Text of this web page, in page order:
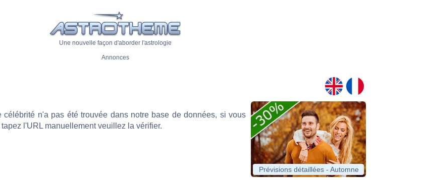
Une nouvelle façon d'aborder l'astrologie
Annonces
célébrité n'a pas été trouvée dans notre base de données, si vous
l'URL manuellement veuillez la vérifier.
Prévisions détaillées - Automne